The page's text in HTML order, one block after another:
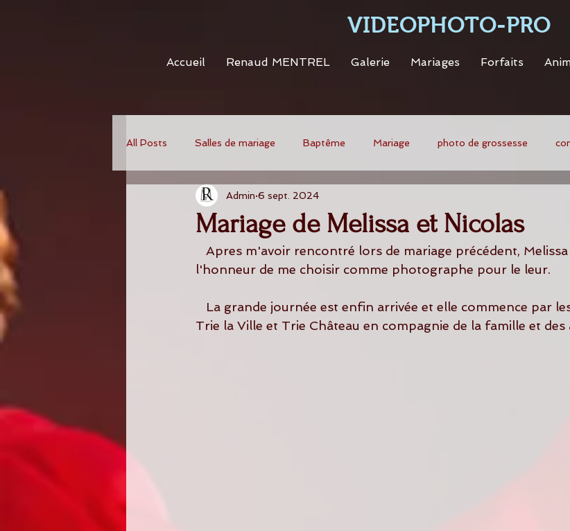
VIDEOPHOTO-PRO
Accueil Renaud MENTREL Galerie Mariages Forfaits
All Posts Salles de mariage Baptême Mariage photo de grossesse
Mariage de Melissa et Nicolas
Admin 6 sept. 2024
l'honneur de me choisir comme photographe pour le leur.
Trie la Ville et Trie Château en compagnie de la famille et des